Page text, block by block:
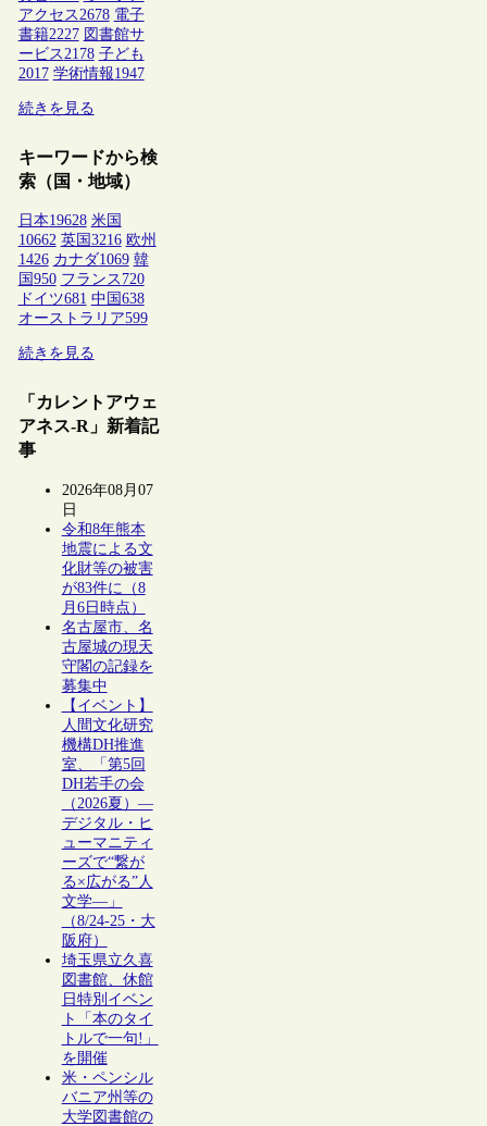
アクセス 2678 電子
書籍2227 図書館サ
ービス 2178 子ども
2017 学術情報1947
続きを見る
キーワードから検
索（国・地域）
日本19628 米国
10662 英国 3216 欧州
1426 カナダ1069 韓
国 950 フランス 720
ドイツ681 中国 638
オーストラリア599
続きを見る
「カレントアウェ
アネス-R」新着記
事
2026年08月07
日
令和8年熊本
地震による文
化財等の被害
が83件に（8
月6日時点）
名古屋市、名
古屋城の現天
守閣の記録を
募集中
【イベント】
人間文化研究
機構DH推進
室、「第5回
DH若手の会
（2026夏）―
デジタル・ヒ
ューマニティ
ーズで“繋が
る×広がる”人
文学―」
（8/24-25・大
阪府）
埼玉県立久喜
図書館、休館
日特別イベン
ト「本のタイ
トルで一句!」
を開催
米・ペンシル
バニア州等の
大学図書館の